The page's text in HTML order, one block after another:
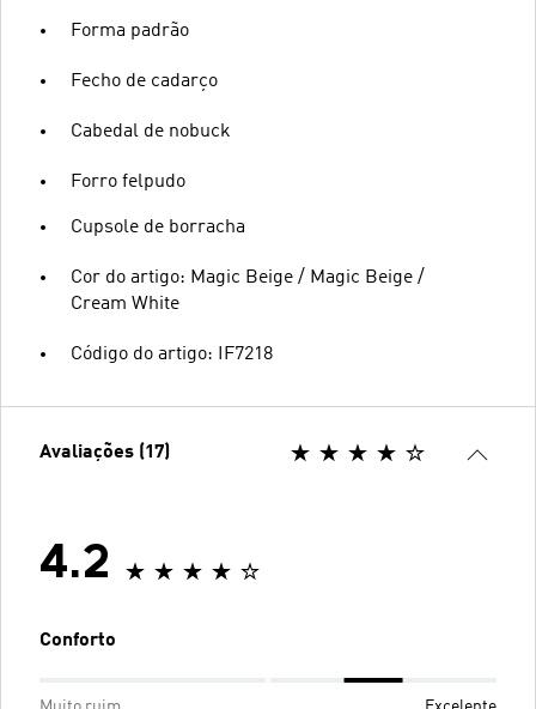
Forma padrão
Fecho de cadarço
Cabedal de nobuck
Forro felpudo
Cupsole de borracha
Cor do artigo: Magic Beige / Magic Beige /
Cream White
Código do artigo: IF7218
Avaliações (17)
4.2
Conforto